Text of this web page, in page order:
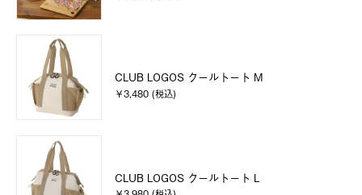
CLUB LOGOS クールトート M
￥3,480 (税込)
CLUB LOGOS クールトート L